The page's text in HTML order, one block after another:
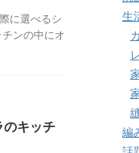
に選べるシ
ンの中にオ
のキッチ
生
編